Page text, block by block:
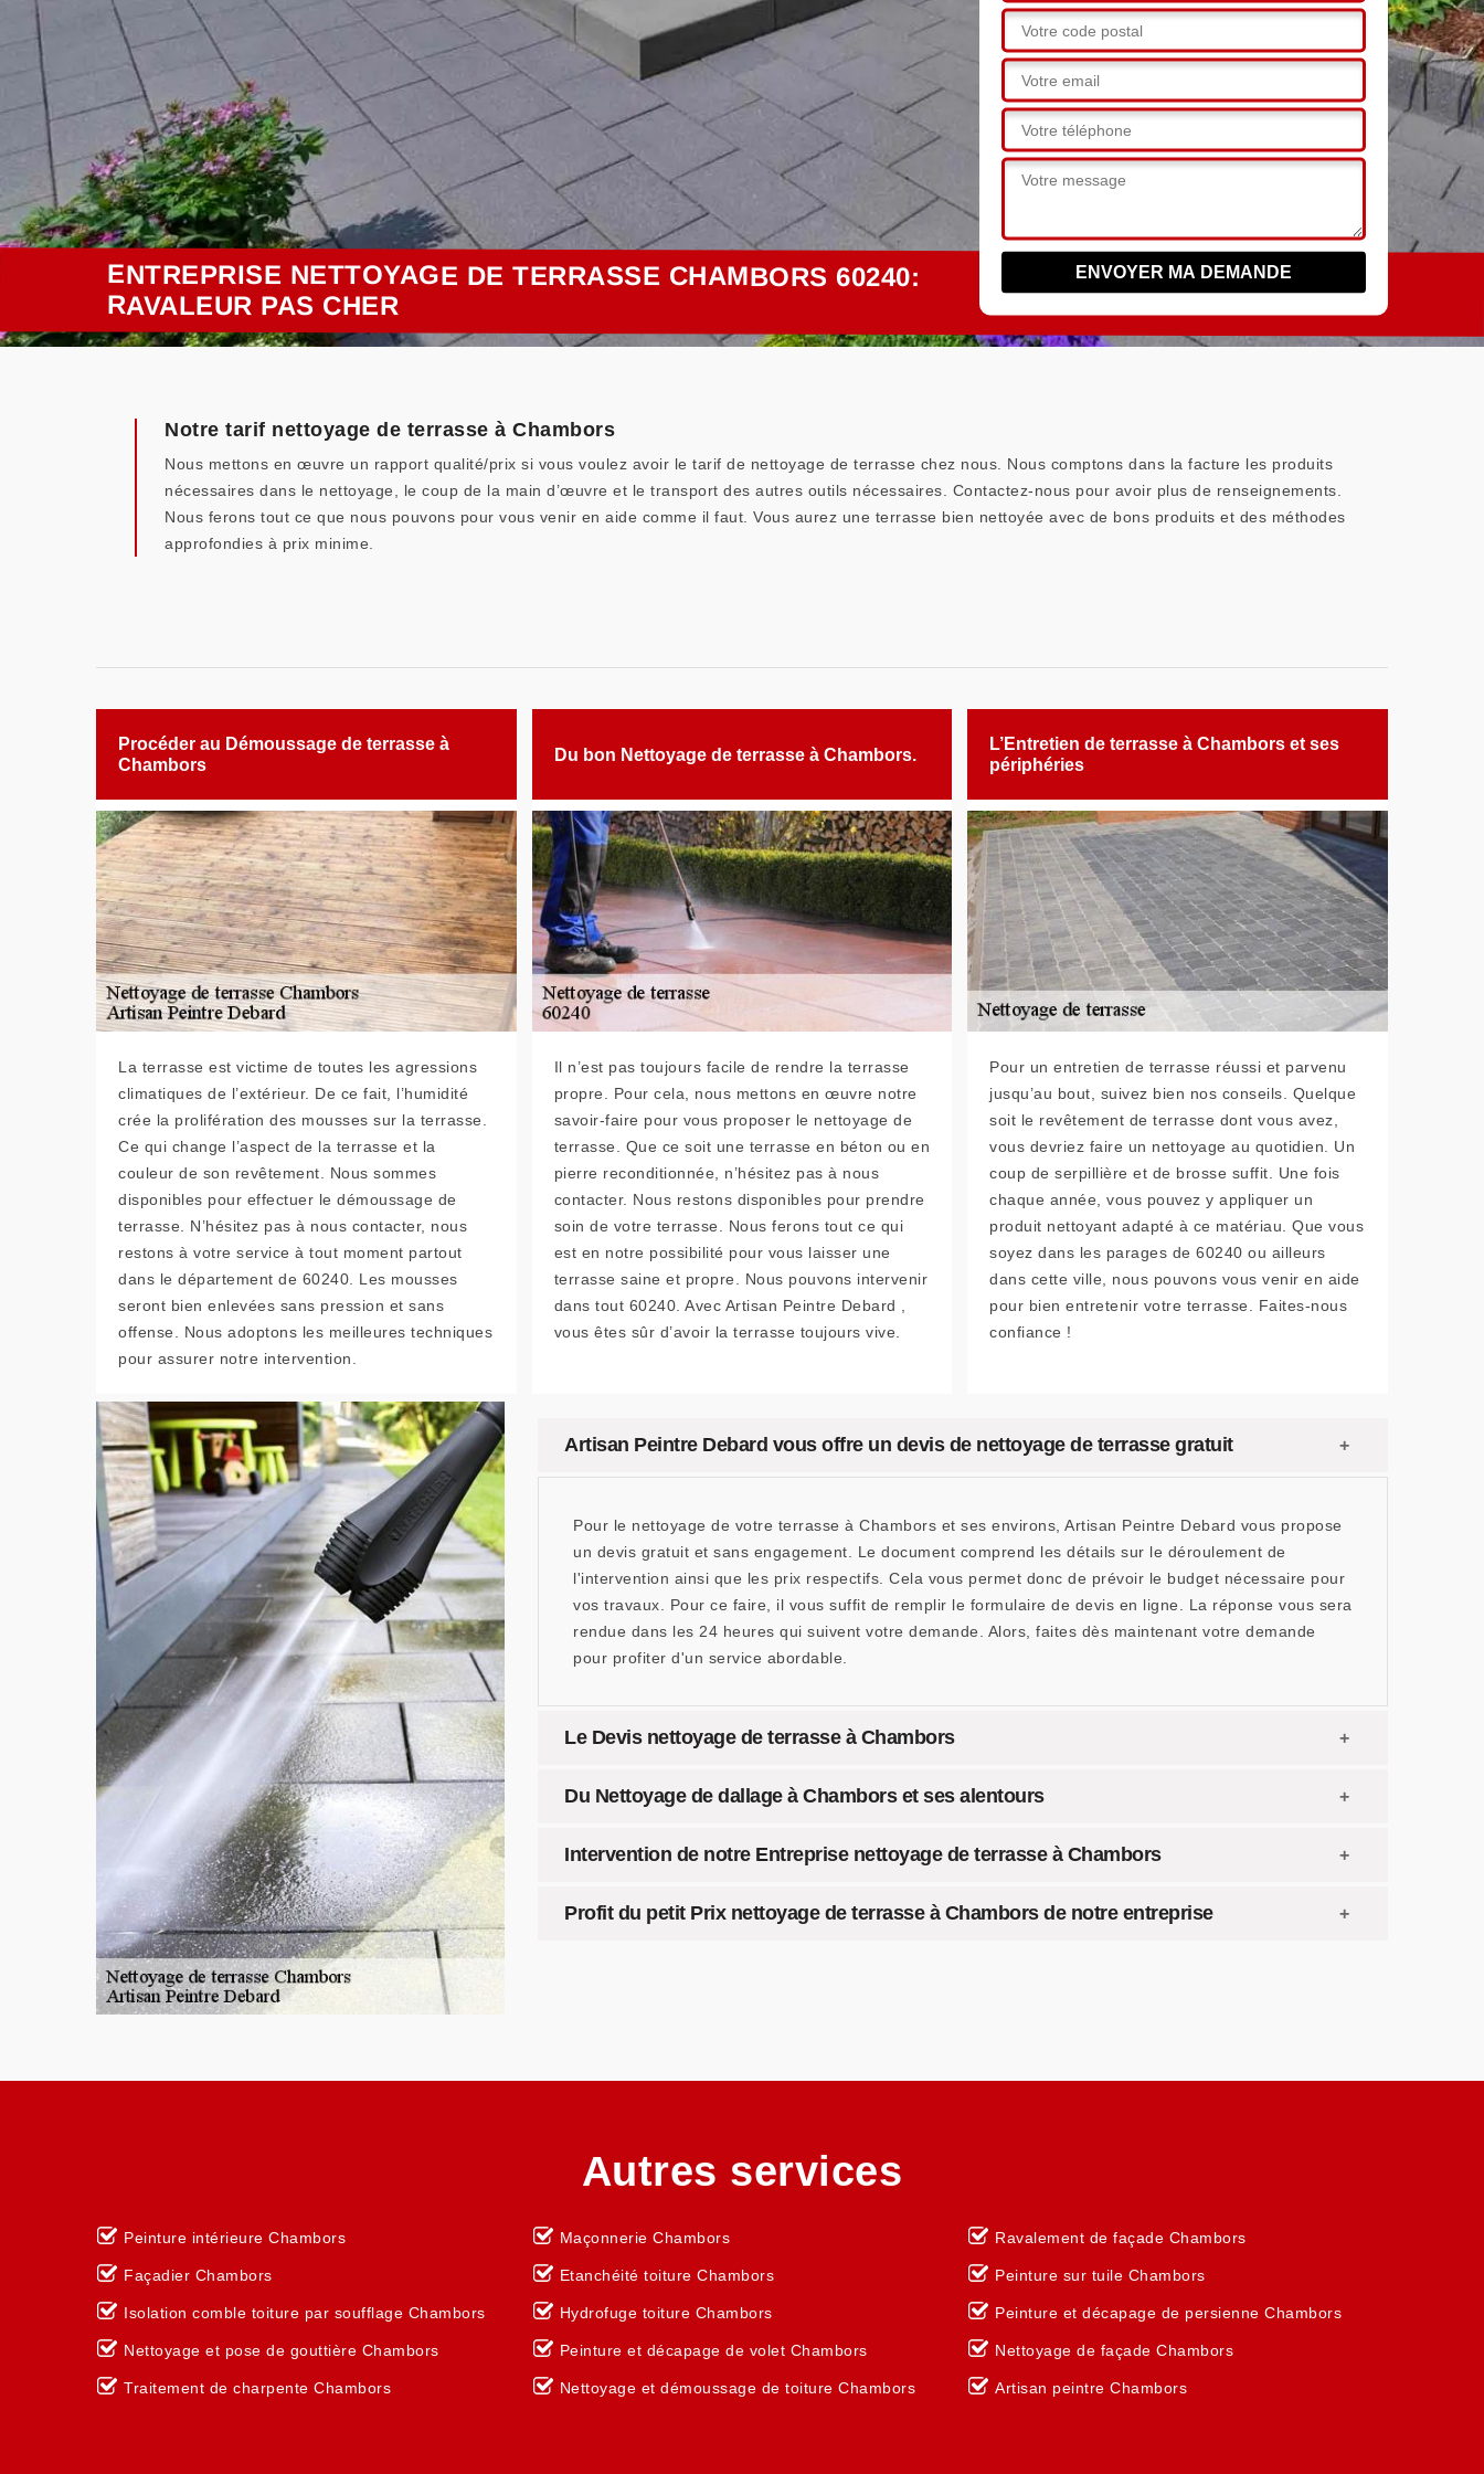
ENTREPRISE NETTOYAGE DE TERRASSE CHAMBORS 60240:
RAVALEUR PAS CHER
Notre tarif nettoyage de terrasse à Chambors
Nous mettons en œuvre un rapport qualité/prix si vous voulez avoir le tarif de nettoyage de terrasse chez nous. Nous comptons dans la facture les produits
nécessaires dans le nettoyage, le coup de la main d’œuvre et le transport des autres outils nécessaires. Contactez-nous pour avoir plus de renseignements.
Nous ferons tout ce que nous pouvons pour vous venir en aide comme il faut. Vous aurez une terrasse bien nettoyée avec de bons produits et des méthodes
approfondies à prix minime.
Procéder au Démoussage de terrasse à
Chambors
La terrasse est victime de toutes les agressions
climatiques de l’extérieur. De ce fait, l’humidité
crée la prolifération des mousses sur la terrasse.
Ce qui change l’aspect de la terrasse et la
couleur de son revêtement. Nous sommes
disponibles pour effectuer le démoussage de
terrasse. N’hésitez pas à nous contacter, nous
restons à votre service à tout moment partout
dans le département de 60240. Les mousses
seront bien enlevées sans pression et sans
offense. Nous adoptons les meilleures techniques
pour assurer notre intervention.
Du bon Nettoyage de terrasse à Chambors.
Il n’est pas toujours facile de rendre la terrasse
propre. Pour cela, nous mettons en œuvre notre
savoir-faire pour vous proposer le nettoyage de
terrasse. Que ce soit une terrasse en béton ou en
pierre reconditionnée, n’hésitez pas à nous
contacter. Nous restons disponibles pour prendre
soin de votre terrasse. Nous ferons tout ce qui
est en notre possibilité pour vous laisser une
terrasse saine et propre. Nous pouvons intervenir
dans tout 60240. Avec Artisan Peintre Debard ,
vous êtes sûr d’avoir la terrasse toujours vive.
L’Entretien de terrasse à Chambors et ses
périphéries
Pour un entretien de terrasse réussi et parvenu
jusqu’au bout, suivez bien nos conseils. Quelque
soit le revêtement de terrasse dont vous avez,
vous devriez faire un nettoyage au quotidien. Un
coup de serpillière et de brosse suffit. Une fois
chaque année, vous pouvez y appliquer un
produit nettoyant adapté à ce matériau. Que vous
soyez dans les parages de 60240 ou ailleurs
dans cette ville, nous pouvons vous venir en aide
pour bien entretenir votre terrasse. Faites-nous
confiance !
Artisan Peintre Debard vous offre un devis de nettoyage de terrasse gratuit
Pour le nettoyage de votre terrasse à Chambors et ses environs, Artisan Peintre Debard vous propose
un devis gratuit et sans engagement. Le document comprend les détails sur le déroulement de
l'intervention ainsi que les prix respectifs. Cela vous permet donc de prévoir le budget nécessaire pour
vos travaux. Pour ce faire, il vous suffit de remplir le formulaire de devis en ligne. La réponse vous sera
rendue dans les 24 heures qui suivent votre demande. Alors, faites dès maintenant votre demande
pour profiter d'un service abordable.
Le Devis nettoyage de terrasse à Chambors
Du Nettoyage de dallage à Chambors et ses alentours
Intervention de notre Entreprise nettoyage de terrasse à Chambors
Profit du petit Prix nettoyage de terrasse à Chambors de notre entreprise
Autres services
Peinture intérieure Chambors
Façadier Chambors
Isolation comble toiture par soufflage Chambors
Nettoyage et pose de gouttière Chambors
Traitement de charpente Chambors
Maçonnerie Chambors
Etanchéité toiture Chambors
Hydrofuge toiture Chambors
Peinture et décapage de volet Chambors
Nettoyage et démoussage de toiture Chambors
Ravalement de façade Chambors
Peinture sur tuile Chambors
Peinture et décapage de persienne Chambors
Nettoyage de façade Chambors
Artisan peintre Chambors